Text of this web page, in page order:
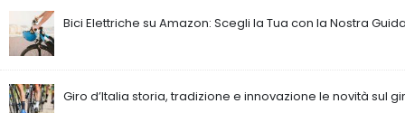
Bici Elettriche su Amazon: Scegli la Tua con la Nostra
Giro d’Italia storia, tradizione e innovazione le novità sul